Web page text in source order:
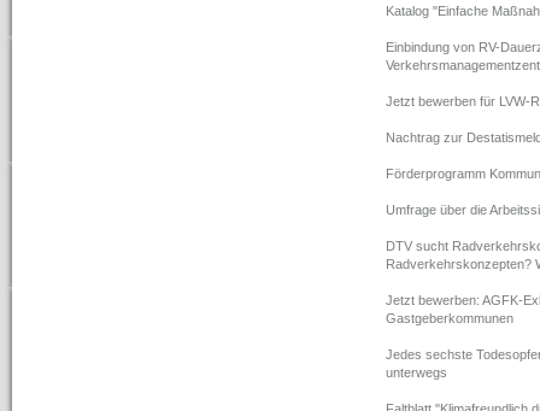
Katalog "Einfache
Einbindung von RV-
Jetzt bewerben für LVW-
Nachtrag zur
Förderprogramm
Umfrage über die
DTV sucht
Radverkehrskonzepten?
Jetzt bewerben: AGFK-
Gastgeberkommunen
Jedes sechste
unterwegs